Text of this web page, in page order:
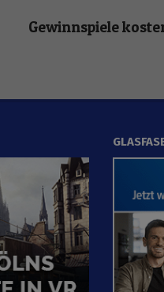
Gewinnspiele